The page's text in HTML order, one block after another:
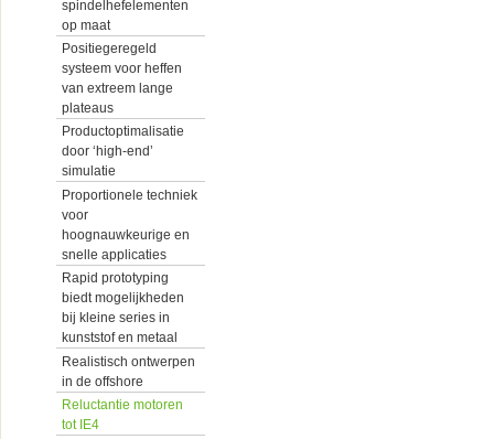
spindelhefelementen
op maat
Positiegeregeld
systeem voor heffen
van extreem lange
plateaus
Productoptimalisatie
door ‘high-end’
simulatie
Proportionele techniek
voor
hoognauwkeurige en
snelle applicaties
Rapid prototyping
biedt mogelijkheden
bij kleine series in
kunststof en metaal
Realistisch ontwerpen
in de offshore
Reluctantie motoren
tot IE4